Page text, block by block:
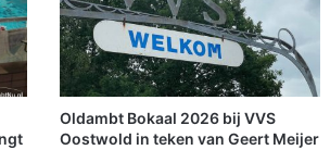
Oldambt Bokaal 2026 bij VVS
Oostwold in teken van Geert Meijer